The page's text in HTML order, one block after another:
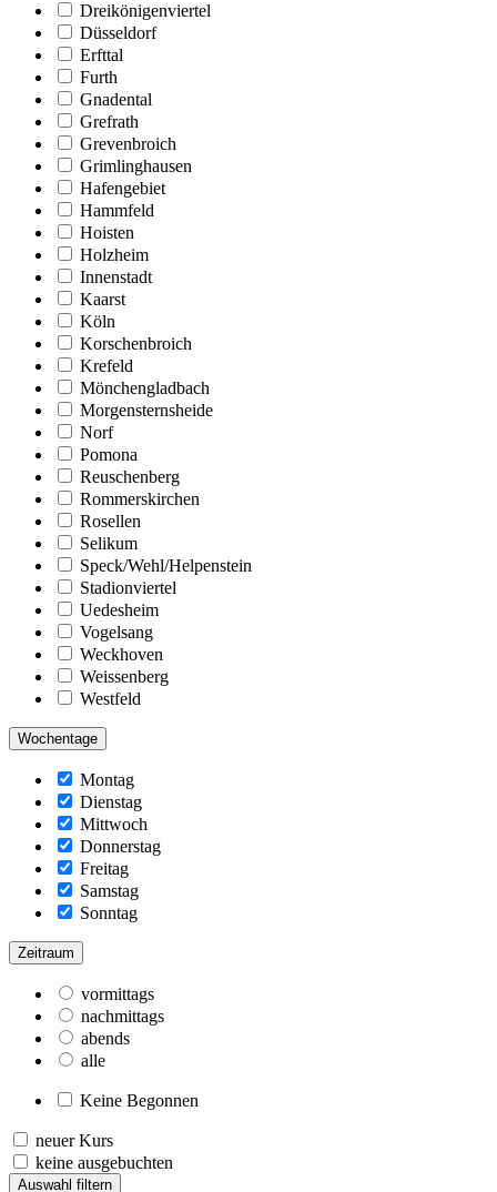
Dreikönigenviertel
Düsseldorf
Erfttal
Furth
Gnadental
Grefrath
Grevenbroich
Grimlinghausen
Hafengebiet
Hammfeld
Hoisten
Holzheim
Innenstadt
Kaarst
Köln
Korschenbroich
Krefeld
Mönchengladbach
Morgensternsheide
Norf
Pomona
Reuschenberg
Rommerskirchen
Rosellen
Selikum
Speck/Wehl/Helpenstein
Stadionviertel
Uedesheim
Vogelsang
Weckhoven
Weissenberg
Westfeld
Wochentage
Montag
Dienstag
Mittwoch
Donnerstag
Freitag
Samstag
Sonntag
Zeitraum
vormittags
nachmittags
abends
alle
Keine Begonnen
neuer Kurs
keine ausgebuchten
Auswahl filtern